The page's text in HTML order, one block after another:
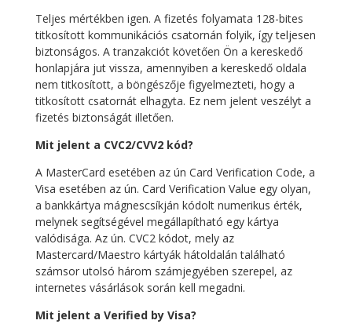
Teljes mértékben igen. A fizetés folyamata 128-bites
titkosított kommunikációs csatornán folyik, így teljesen
biztonságos. A tranzakciót követően Ön a kereskedő
honlapjára jut vissza, amennyiben a kereskedő oldala
nem titkosított, a böngészője figyelmezteti, hogy a
titkosított csatornát elhagyta. Ez nem jelent veszélyt a
fizetés biztonságát illetően.
Mit jelent a CVC2/CVV2 kód?
A MasterCard esetében az ún Card Verification Code, a
Visa esetében az ún. Card Verification Value egy olyan,
a bankkártya mágnescsíkján kódolt numerikus érték,
melynek segítségével megállapítható egy kártya
valódisága. Az ún. CVC2 kódot, mely az
Mastercard/Maestro kártyák hátoldalán található
számsor utolsó három számjegyében szerepel, az
internetes vásárlások során kell megadni.
Mit jelent a Verified by Visa?